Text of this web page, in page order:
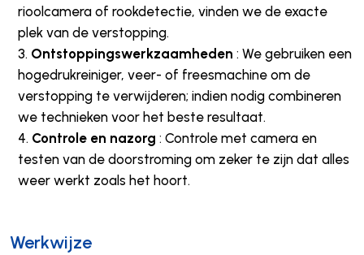
rioolcamera of rookdetectie, vinden we de exacte
plek van de verstopping.
Ontstoppingswerkzaamheden : We gebruiken een
hogedrukreiniger, veer- of freesmachine om de
verstopping te verwijderen; indien nodig combineren
we technieken voor het beste resultaat.
Controle en nazorg : Controle met camera en
testen van de doorstroming om zeker te zijn dat alles
weer werkt zoals het hoort.
Werkwijze